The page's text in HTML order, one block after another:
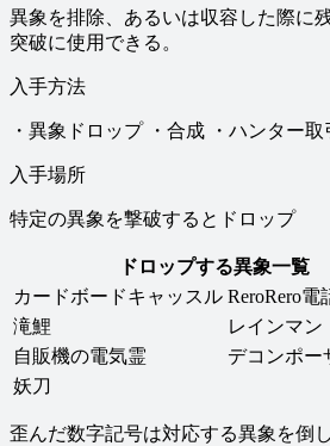
異象を排除、あるいは収容した際に
突破に使用できる。
入手方法
・異象ドロップ ・合成 ・ハンター取
入手場所
特定の異象を撃破するとドロップ
ドロップする異象一覧
カードボードキャッスル ReroRero電
滝鯉
レインマン
自販機の電気霊
デコンポー
妖刀
歪んだ数字記号は対応する異象を倒